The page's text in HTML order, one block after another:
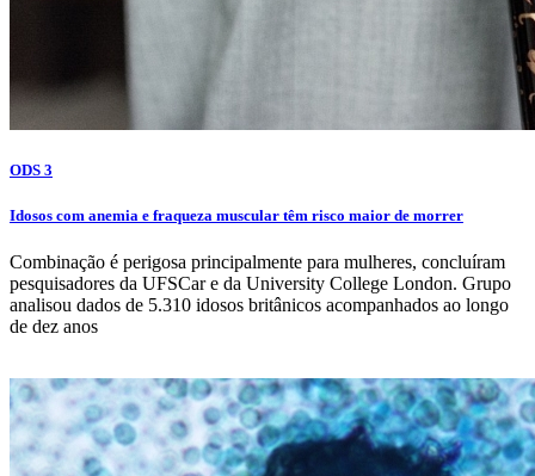
ODS 3
Idosos com anemia e fraqueza muscular têm risco maior de morrer
Combinação é perigosa principalmente para mulheres, concluíram
pesquisadores da UFSCar e da University College London. Grupo
analisou dados de 5.310 idosos britânicos acompanhados ao longo
de dez anos